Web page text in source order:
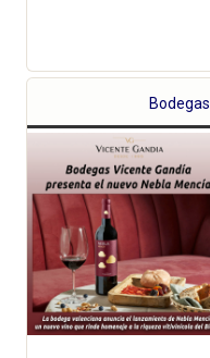
Bodegas